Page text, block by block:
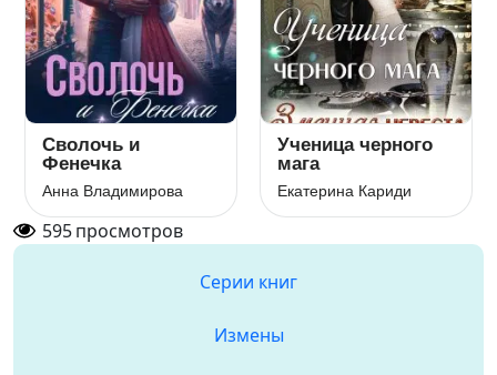
Сволочь и
Фенечка
Анна Владимирова
Ученица черного
мага
Екатерина Кариди
595просмотров
Серии книг
Измены